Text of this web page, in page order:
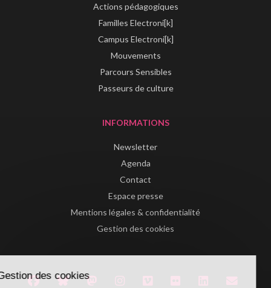
Actions pédagogiques
Familles Electroni[k]
Campus Electroni[k]
Mouvements
Parcours Sensibles
Passeurs de culture
INFORMATIONS
Newsletter
Agenda
Contact
Espace presse
Mentions légales & confidentialité
Gestion des cookies
Gestion des cookies